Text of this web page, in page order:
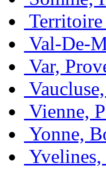
Val-De-
Var,
Vienne,
Yonne,